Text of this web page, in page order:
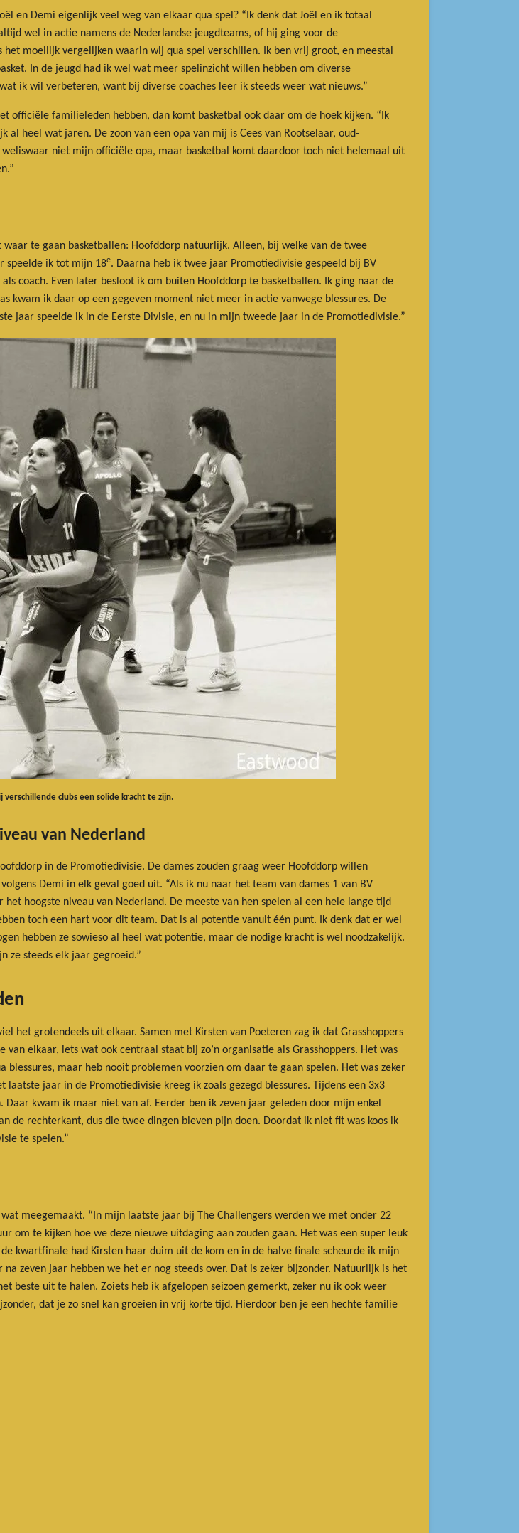
en Demi eigenlijk veel weg van elkaar qua spel? “Ik denk dat Joël en ik totaal
wel in actie namens de Nederlandse jeugdteams, of hij ging voor de
moeilijk vergelijken waarin wij qua spel verschillen. Ik ben vrij groot, en meestal
In de jeugd had ik wel wat meer spelinzicht willen hebben om diverse
ik wil verbeteren, want bij diverse coaches leer ik steeds weer wat nieuws.”
officiële familieleden hebben, dan komt basketbal ook daar om de hoek kijken. “Ik
heel wat jaren. De zoon van een opa van mij is Cees van Rootselaar, oud-
niet mijn officiële opa, maar basketbal komt daardoor toch niet helemaal uit
te gaan basketballen: Hoofddorp natuurlijk. Alleen, bij welke van de twee
speelde ik tot mijn 18e. Daarna heb ik twee jaar Promotiedivisie gespeeld bij BV
coach. Even later besloot ik om buiten Hoofddorp te basketballen. Ik ging naar de
kwam ik daar op een gegeven moment niet meer in actie vanwege blessures. De
jaar speelde ik in de Eerste Divisie, en nu in mijn tweede jaar in de Promotiedivisie.”
verschillende clubs een solide kracht te zijn.
van Nederland
in de Promotiedivisie. De dames zouden graag weer Hoofddorp willen
Demi in elk geval goed uit. “Als ik nu naar het team van dames 1 van BV
hoogste niveau van Nederland. De meeste van hen spelen al een hele lange tijd
toch een hart voor dit team. Dat is al potentie vanuit één punt. Ik denk dat er wel
hebben ze sowieso al heel wat potentie, maar de nodige kracht is wel noodzakelijk.
ze steeds elk jaar gegroeid.”
het grotendeels uit elkaar. Samen met Kirsten van Poeteren zag ik dat Grasshoppers
elkaar, iets wat ook centraal staat bij zo’n organisatie als Grasshoppers. Het was
maar heb nooit problemen voorzien om daar te gaan spelen. Het was zeker
jaar in de Promotiedivisie kreeg ik zoals gezegd blessures. Tijdens een 3x3
kwam ik maar niet van af. Eerder ben ik zeven jaar geleden door mijn enkel
de rechterkant, dus die twee dingen bleven pijn doen. Doordat ik niet fit was koos ik
te spelen.”
meegemaakt. “In mijn laatste jaar bij The Challengers werden we met onder 22
om te kijken hoe we deze nieuwe uitdaging aan zouden gaan. Het was een super leuk
kwartfinale had Kirsten haar duim uit de kom en in de halve finale scheurde ik mijn
zeven jaar hebben we het er nog steeds over. Dat is zeker bijzonder. Natuurlijk is het
beste uit te halen. Zoiets heb ik afgelopen seizoen gemerkt, zeker nu ik ook weer
dat je zo snel kan groeien in vrij korte tijd. Hierdoor ben je een hechte familie